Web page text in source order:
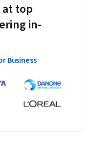
at top
in-
Business